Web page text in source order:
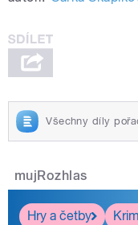
Všechny díly
mujRozhlas
Hry a četby